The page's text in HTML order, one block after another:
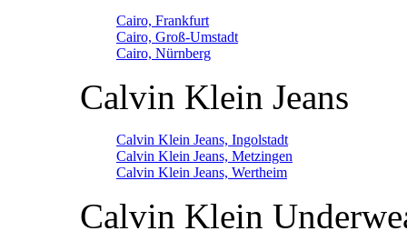
Cairo, Frankfurt
Cairo, Groß-Umstadt
Cairo, Nürnberg
Calvin Klein Jeans
Calvin Klein Jeans, Ingolstadt
Calvin Klein Jeans, Metzingen
Calvin Klein Jeans, Wertheim
Calvin Klein